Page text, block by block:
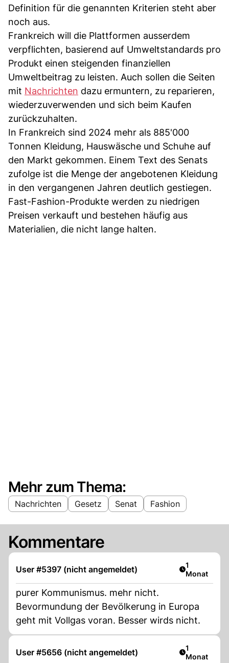
Definition für die genannten Kriterien steht aber
noch aus.
Frankreich will die Plattformen ausserdem
verpflichten, basierend auf Umweltstandards pro
Produkt einen steigenden finanziellen
Umweltbeitrag zu leisten. Auch sollen die Seiten
mit Nachrichten dazu ermuntern, zu reparieren,
wiederzuverwenden und sich beim Kaufen
zurückzuhalten.
In Frankreich sind 2024 mehr als 885'000
Tonnen Kleidung, Hauswäsche und Schuhe auf
den Markt gekommen. Einem Text des Senats
zufolge ist die Menge der angebotenen Kleidung
in den vergangenen Jahren deutlich gestiegen.
Fast-Fashion-Produkte werden zu niedrigen
Preisen verkauft und bestehen häufig aus
Materialien, die nicht lange halten.
Mehr zum Thema:
Nachrichten Gesetz Senat Fashion
Kommentare
User #5397 (nicht angemeldet) Artikel
1
Monat
purer Kommunismus. mehr nicht.
Bevormundung der Bevölkerung in Europa
geht mit Vollgas voran. Besser wirds nicht.
User #5656 (nicht angemeldet) Artikel
1
Monat